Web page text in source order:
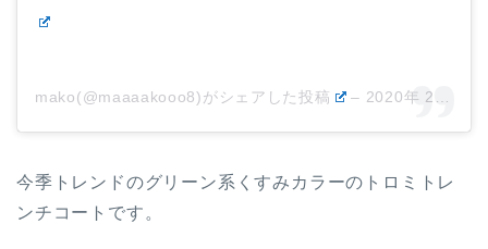
mako(@maaaakooo8)がシェアした投稿 – 2020年 2月月4日午前3時52分PST
今季トレンドのグリーン系くすみカラーのトロミトレ
ンチコートです。